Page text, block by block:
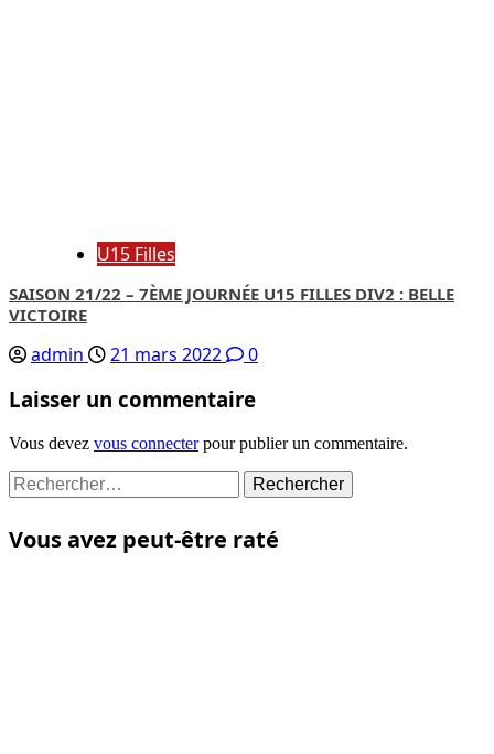
U15 Filles
SAISON 21/22 – 7ÈME JOURNÉE U15 FILLES DIV2 : BELLE
VICTOIRE
admin 21 mars 2022 0
Laisser un commentaire
Vous devez vous connecterpour publier un commentaire.
Rechercher :
Vous avez peut-être raté